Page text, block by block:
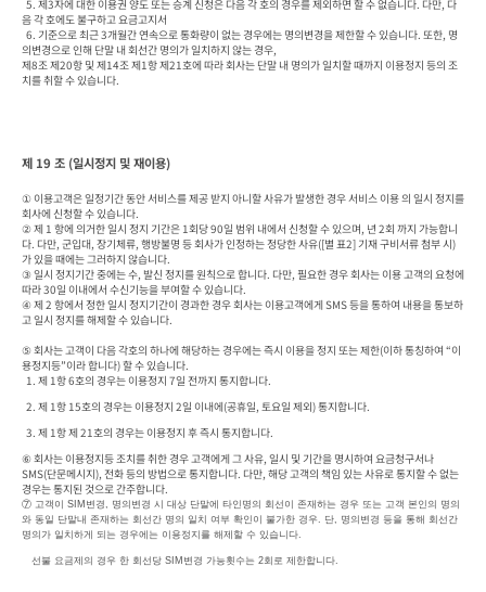
음 각 호에도 불구하고 요금고지서
의변경으로 인해 단말 내 회선간 명의가 일치하지 않는 경우,
제8조 제20항 및 제14조 제1항 제21호에 따라 회사는 단말 내 명의가 일치할 때까지 이용정지 등의 조
치를 취할 수 있습니다.
제 19 조 (일시정지 및 재이용)
① 이용고객은 일정기간 동안 서비스를 제공 받지 아니할 사유가 발생한 경우 서비스 이용 의 일시 정지를
회사에 신청할 수 있습니다.
② 제 1 항에 의거한 일시 정지 기간은 1회당 90일 범위 내에서 신청할 수 있으며, 년 2회 까지 가능합니
다. 다만, 군입대, 장기체류, 행방불명 등 회사가 인정하는 정당한 사유([별 표2] 기재 구비서류 첨부 시)
가 있을 때에는 그러하지 않습니다.
③ 일시 정지기간 중에는 수, 발신 정지를 원칙으로 합니다. 다만, 필요한 경우 회사는 이용 고객의 요청에
따라 30일 이내에서 수신기능을 부여할 수 있습니다.
④ 제 2 항에서 정한 일시 정지기간이 경과한 경우 회사는 이용고객에게 SMS 등을 통하여 내용을 통보하
고 일시 정지를 해제할 수 있습니다.
⑤ 회사는 고객이 다음 각호의 하나에 해당하는 경우에는 즉시 이용을 정지 또는 제한(이하 통칭하여 “이
용정지등”이라 합니다) 할 수 있습니다.
  1. 제 1항 6호의 경우는 이용정지 7일 전까지 통지합니다.
  3. 제 1항 제 21호의 경우는 이용정지 후 즉시 통지합니다.
⑥ 회사는 이용정지등 조치를 취한 경우 고객에게 그 사유, 일시 및 기간을 명시하여 요금청구서나
SMS(단문메시지), 전화 등의 방법으로 통지합니다. 다만, 해당 고객의 책임 있는 사유로 통지할 수 없는
경우는 통지된 것으로 간주합니다.
⑦ 고객이 SIM변경, 명의변경 시 대상 단말에 타인명의 회선이 존재하는 경우 또는 고객 본인의 명의
와 동일 단말내 존재하는 회선간 명의 일치 여부 확인이 불가한 경우. 단, 명의변경 등을 통해 회선간
명의가 일치하게 되는 경우에는 이용정지를 해제할 수 있습니다.
   선불 요금제의 경우 한 회선당 SIM변경 가능횟수는 2회로 제한합니다.